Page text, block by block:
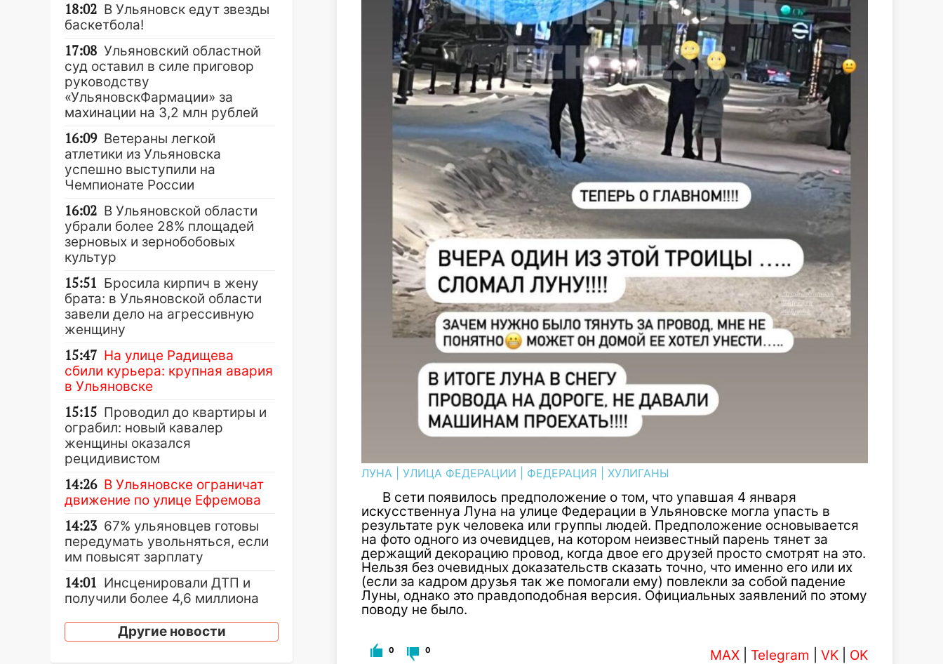
ЛУНА УЛИЦА ФЕДЕРАЦИИ ФЕДЕРАЦИЯ ХУЛИГАНЫ
В сети появилось предположение о том, что упавшая 4 января
искусственнуа Луна на улице Федерации в Ульяновске могла упасть в
результате рук человека или группы людей. Предположение основывается
на фото одного из очевидцев, на котором неизвестный парень тянет за
держащий декорацию провод, когда двое его друзей просто смотрят на это.
Нельзя без очевидных доказательств сказать точно, что именно его или их
(если за кадром друзья так же помогали ему) повлекли за собой падение
Луны, однако это правдоподобная версия. Официальных заявлений по этому
поводу не было.
0 0 MAX Telegram VK OK
18:02 В Ульяновск едут звезды
баскетбола!
17:08 Ульяновский областной
суд оставил в силе приговор
руководству
«УльяновскФармации» за
махинации на 3,2 млн рублей
16:09 Ветераны легкой
атлетики из Ульяновска
успешно выступили на
Чемпионате России
16:02 В Ульяновской области
убрали более 28% площадей
зерновых и зернобобовых
культур
15:51 Бросила кирпич в жену
брата: в Ульяновской области
завели дело на агрессивную
женщину
15:47 На улице Радищева
сбили курьера: крупная авария
в Ульяновске
15:15 Проводил до квартиры и
ограбил: новый кавалер
женщины оказался
рецидивистом
14:26 В Ульяновске ограничат
движение по улице Ефремова
14:23 67% ульяновцев готовы
передумать увольняться, если
им повысят зарплату
14:01 Инсценировали ДТП и
получили более 4,6 миллиона
предстанет банда
автоподставщиков
Другие новости